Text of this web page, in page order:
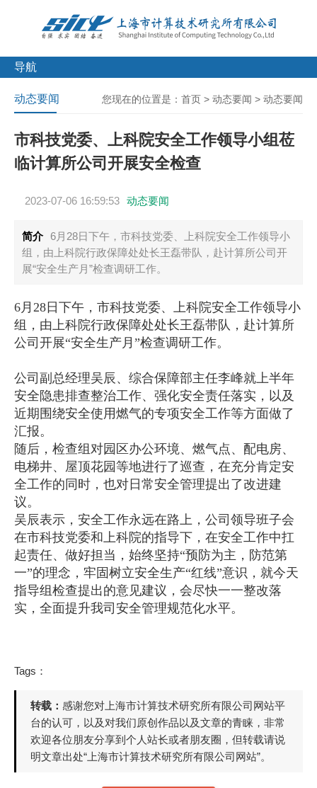
导航
您现在的位置是： 首页 > 动态要闻 > 动态要闻
动态要闻
市科技党委、上科院安全工作领导小组莅
临计算所公司开展安全检查
2023-07-06 16:59:53 动态要闻
简介 6月28日下午，市科技党委、上科院安全工作领导小
组，由上科院行政保障处处长王磊带队，赴计算所公司开
展“安全生产月”检查调研工作。
6月28日下午，市科技党委、上科院安全工作领导小
组，由上科院行政保障处处长王磊带队，赴计算所
公司开展“安全生产月”检查调研工作。
公司副总经理吴辰、综合保障部主任李峰就上半年
安全隐患排查整治工作、强化安全责任落实，以及
近期围绕安全使用燃气的专项安全工作等方面做了
汇报。
随后，检查组对园区办公环境、燃气点、配电房、
电梯井、屋顶花园等地进行了巡查，在充分肯定安
全工作的同时，也对日常安全管理提出了改进建
议。
吴辰表示，安全工作永远在路上，公司领导班子会
在市科技党委和上科院的指导下，在安全工作中扛
起责任、做好担当，始终坚持“预防为主，防范第
一”的理念，牢固树立安全生产“红线”意识，就今天
指导组检查提出的意见建议，会尽快一一整改落
实，全面提升我司安全管理规范化水平。
Tags：
转载： 感谢您对上海市计算技术研究所有限公司网站平
台的认可，以及对我们原创作品以及文章的青睐，非常
欢迎各位朋友分享到个人站长或者朋友圈，但转载请说
明文章出处“上海市计算技术研究所有限公司网站”。